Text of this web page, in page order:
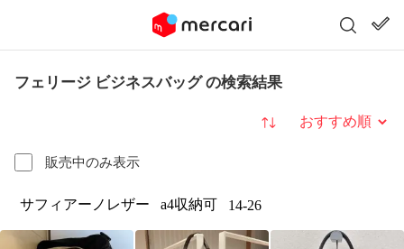
フェリージ ビジネスバッグ の検索結果
販売中のみ表示
並び替え
サフィアーノレザー a4収納可 14-26